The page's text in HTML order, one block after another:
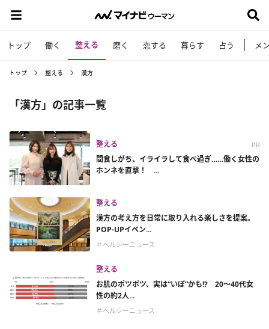
トップ 働く 整える 磨く 恋する 暮らす 占う メ
トップ 整える 漢方
「漢方」の記事一覧
整える PR
間食しがち、イライラして食べ過ぎ……働く女性の
ホンネを直撃！ ...
整える
漢方の考え方を日常に取り入れる楽しさを提案。
POP-UPイベン...
＃ヘルシーニュース
整える
お肌のポツポツ、実は“いぼ”かも!? 20〜40代女
性の約2人...
＃ヘルシーニュース